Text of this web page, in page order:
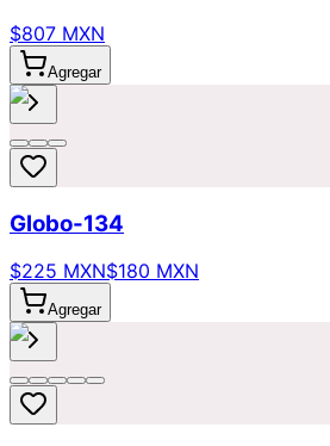
$807 MXN
Agregar
Globo-134
$225 MXN$180 MXN
Agregar